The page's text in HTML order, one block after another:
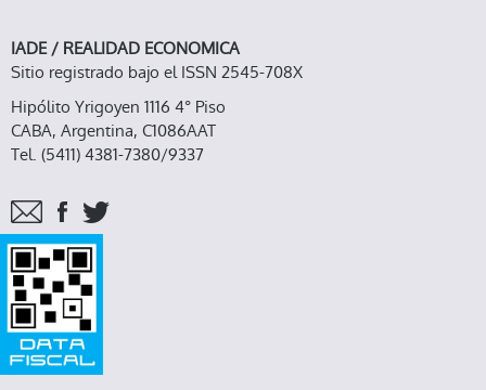
IADE / REALIDAD ECONOMICA
Sitio registrado bajo el ISSN 2545-708X
Hipólito Yrigoyen 1116 4° Piso
CABA, Argentina, C1086AAT
Tel. (5411) 4381-7380/9337